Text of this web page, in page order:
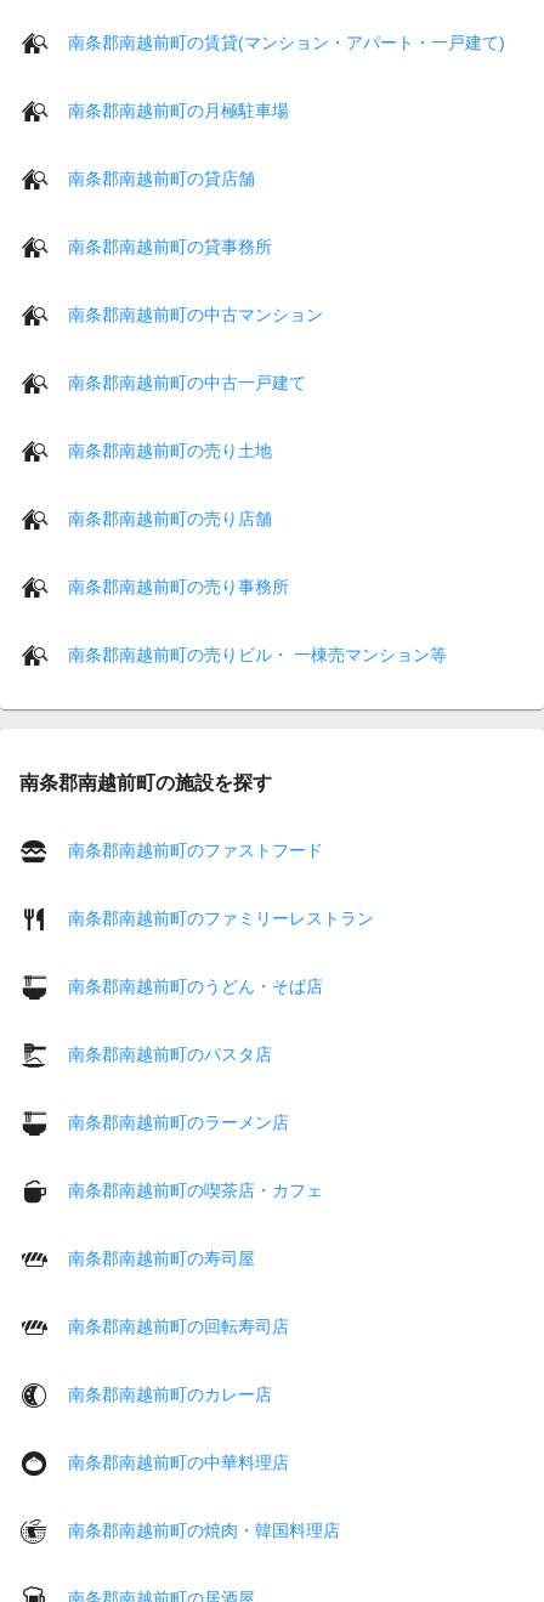
南条郡南越前町の賃貸(マンション・アパート・一戸建て)
南条郡南越前町の月極駐車場
南条郡南越前町の貸店舗
南条郡南越前町の貸事務所
南条郡南越前町の中古マンション
南条郡南越前町の中古一戸建て
南条郡南越前町の売り土地
南条郡南越前町の売り店舗
南条郡南越前町の売り事務所
南条郡南越前町の売りビル・ 一棟売マンション等
南条郡南越前町の施設を探す
南条郡南越前町のファストフード
南条郡南越前町のファミリーレストラン
南条郡南越前町のうどん・そば店
南条郡南越前町のパスタ店
南条郡南越前町のラーメン店
南条郡南越前町の喫茶店・カフェ
南条郡南越前町の寿司屋
南条郡南越前町の回転寿司店
南条郡南越前町のカレー店
南条郡南越前町の中華料理店
南条郡南越前町の焼肉・韓国料理店
南条郡南越前町の居酒屋